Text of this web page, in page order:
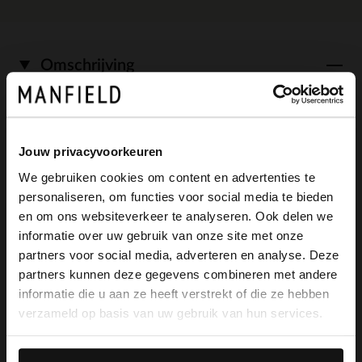
Jouw privacyvoorkeuren
We gebruiken cookies om content en advertenties te
personaliseren, om functies voor social media te bieden
en om ons websiteverkeer te analyseren. Ook delen we
informatie over uw gebruik van onze site met onze
partners voor social media, adverteren en analyse. Deze
partners kunnen deze gegevens combineren met andere
informatie die u aan ze heeft verstrekt of die ze hebben
verzameld op basis van uw gebruik van hun services.
Omschrijving
witte zool van 3 cm. We adviseren als
bescherming en verzorging de suède/
nubuck spray in transparant.
Alles over dit product
Maattabel
×
View this website in English?
It looks like your language isn't Dutch. Would
you like to switch to English?
English